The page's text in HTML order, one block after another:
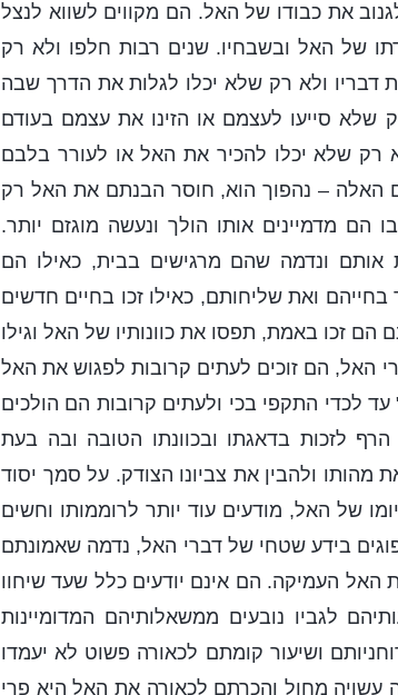
את כבודו של האל. הם מקווים לשווא לנצל
של האל ובשבחיו. שנים רבות חלפו ולא רק
דבריו ולא רק שלא יכלו לגלות את הדרך שבה
סייעו לעצמם או הזינו את עצמם בעודם
רק שלא יכלו להכיר את האל או לעורר בלבם
האלה – נהפוך הוא, חוסר הבנתם את האל רק
הם מדמיינים אותו הולך ונעשה מוגזם יותר.
אותם ונדמה שהם מרגישים בבית, כאילו הם
ואת שליחותם, כאילו זכו בחיים חדשים
הם זכו באמת, תפסו את כוונותיו של האל וגילו
האל, הם זוכים לעתים קרובות לפגוש את האל
לכדי התקפי בכי ולעתים קרובות הם הולכים
לזכות בדאגתו ובכוונתו הטובה ובה בעת
ולהבין את צביונו הצודק. על סמך יסוד
של האל, מודעים עוד יותר לרוממותו וחשים
בידע שטחי של דברי האל, נדמה שאמונתם
העמיקה. הם אינם יודעים כלל שעד שיחוו
לגביו נובעים ממשאלותיהם המדומיינות
ושיעור קומתם לכאורה פשוט לא יעמדו
עשויה מחול והכרתם לכאורה את האל היא פרי